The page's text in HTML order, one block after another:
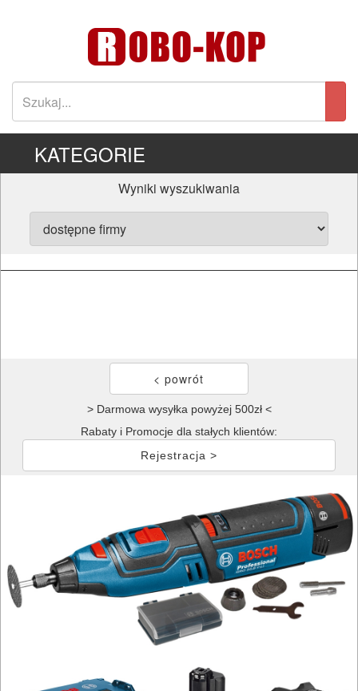
KATEGORIE
Wyniki wyszukiwania
> Darmowa wysyłka powyżej 500zł <
Rabaty i Promocje dla stałych klientów:
Rejestracja >